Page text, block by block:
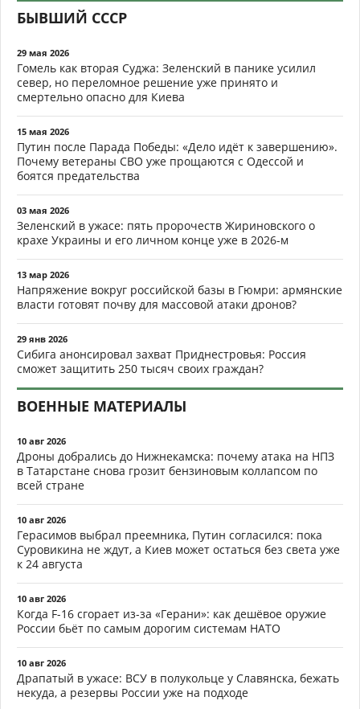
БЫВШИЙ СССР
29 мая 2026
Гомель как вторая Суджа: Зеленский в панике усилил
север, но переломное решение уже принято и
смертельно опасно для Киева
15 мая 2026
Путин после Парада Победы: «Дело идёт к завершению».
Почему ветераны СВО уже прощаются с Одессой и
боятся предательства
03 мая 2026
Зеленский в ужасе: пять пророчеств Жириновского о
крахе Украины и его личном конце уже в 2026-м
13 мар 2026
Напряжение вокруг российской базы в Гюмри: армянские
власти готовят почву для массовой атаки дронов?
29 янв 2026
Сибига анонсировал захват Приднестровья: Россия
сможет защитить 250 тысяч своих граждан?
ВОЕННЫЕ МАТЕРИАЛЫ
10 авг 2026
Дроны добрались до Нижнекамска: почему атака на НПЗ
в Татарстане снова грозит бензиновым коллапсом по
всей стране
10 авг 2026
Герасимов выбрал преемника, Путин согласился: пока
Суровикина не ждут, а Киев может остаться без света уже
к 24 августа
10 авг 2026
Когда F-16 сгорает из-за «Герани»: как дешёвое оружие
России бьёт по самым дорогим системам НАТО
10 авг 2026
Драпатый в ужасе: ВСУ в полукольце у Славянска, бежать
некуда, а резервы России уже на подходе